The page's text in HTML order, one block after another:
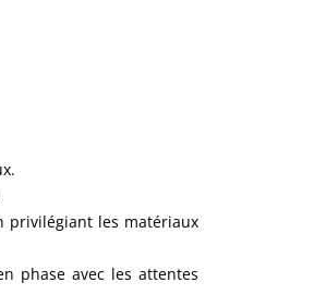
privilégiant les matériaux
phase avec les attentes